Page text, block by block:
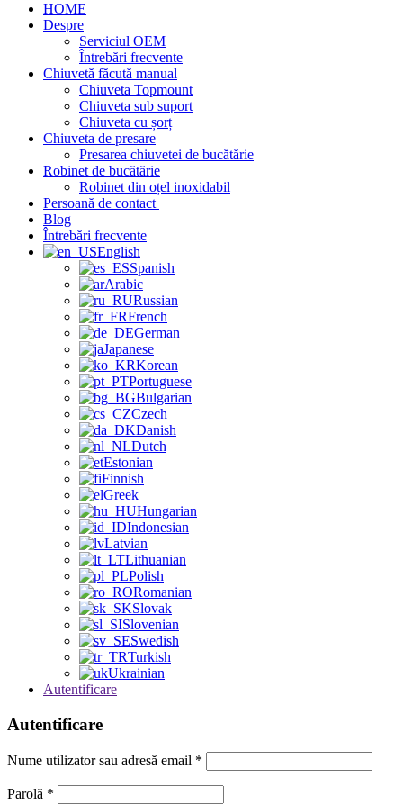
HOME
Despre
Serviciul OEM
Întrebări frecvente
Chiuvetă făcută manual
Chiuveta Topmount
Chiuveta sub suport
Chiuveta cu șorț
Chiuveta de presare
Presarea chiuvetei de bucătărie
Robinet de bucătărie
Robinet din oțel inoxidabil
Persoană de contact
Blog
Întrebări frecvente
English
Spanish
Arabic
Russian
French
German
Japanese
Korean
Portuguese
Bulgarian
Czech
Danish
Dutch
Estonian
Finnish
Greek
Hungarian
Indonesian
Latvian
Lithuanian
Polish
Romanian
Slovak
Slovenian
Swedish
Turkish
Ukrainian
Autentificare
Autentificare
Nume utilizator sau adresă email *
Parolă *